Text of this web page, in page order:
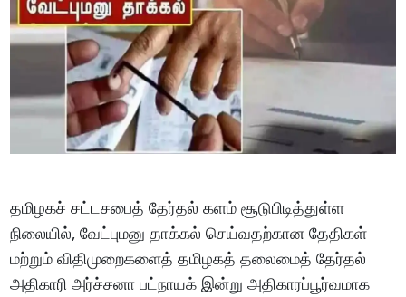
தமிழகச் சட்டசபைத் தேர்தல் களம் சூடுபிடித்துள்ள
நிலையில், வேட்புமனு தாக்கல் செய்வதற்கான தேதிகள்
மற்றும் விதிமுறைகளைத் தமிழகத் தலைமைத் தேர்தல்
அதிகாரி அர்ச்சனா பட்நாயக் இன்று அதிகாரப்பூர்வமாக